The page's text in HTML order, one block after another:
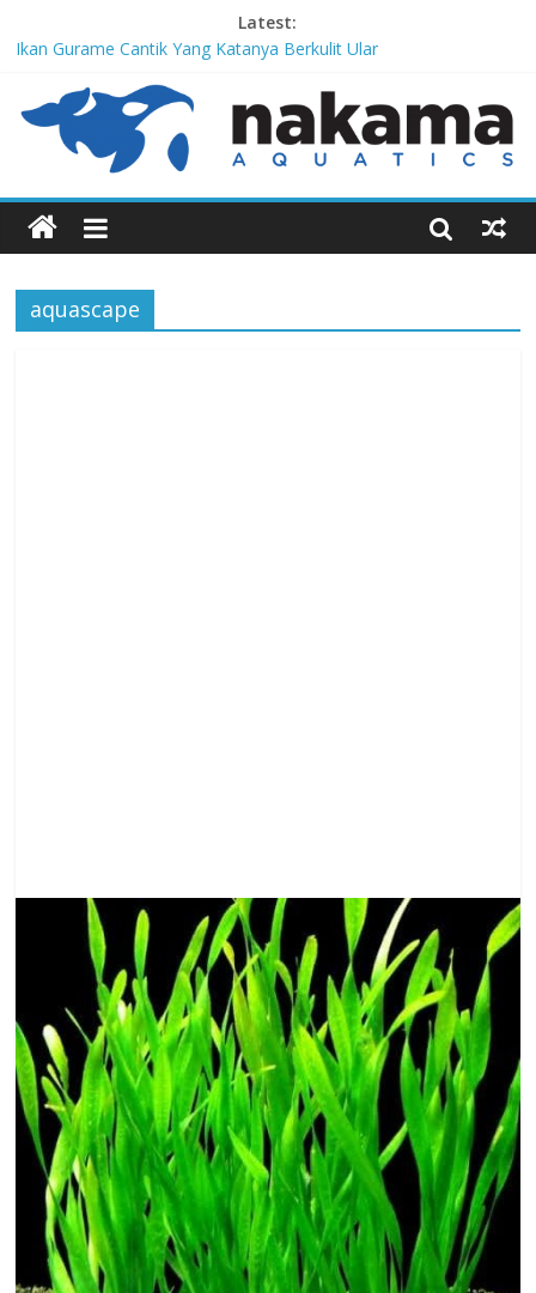
Latest:
Ikan Gurame Cantik Yang Katanya Berkulit Ular
Chitala Lopis, Ikan Belida Yang Kembali dari Kepunahannya
Channa Orientalis, Kembaran Limbata Yang Tidak Populer di
Indonesia
Red-Tailed Black Shark, Hiu Gadungan Yang Terancam Punah
aquascape